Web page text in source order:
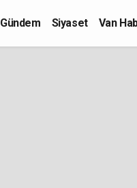
Gündem Siyaset Van